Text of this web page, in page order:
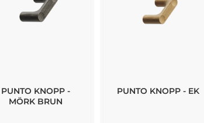
PUNTO KNOPP -
MÖRK BRUN
PUNTO KNOPP - EK